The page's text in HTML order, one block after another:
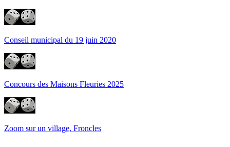
Conseil municipal du 19 juin 2020
Concours des Maisons Fleuries 2025
Zoom sur un village, Froncles